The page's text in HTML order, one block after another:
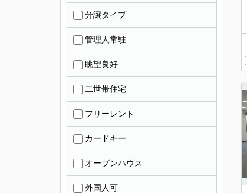
分譲タイプ
管理人常駐
眺望良好
二世帯住宅
フリーレント
カードキー
オープンハウス
外国人可